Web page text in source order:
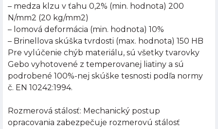
– medza klzu v ťahu 0,2% (min. hodnota) 200
N/mm2 (20 kg/mm2)
– lomová deformácia (min. hodnota) 10%
– Brinellova skúška tvrdosti (max. hodnota) 150 HB
Pre vylúčenie chýb materiálu, sú všetky tvarovky
Gebo vyhotovené z temperovanej liatiny a sú
podrobené 100%-nej skúške tesnosti podľa normy
č. EN 10242:1994.
Rozmerová stálosť: Mechanický postup
opracovania zabezpečuje rozmerovú stálosť